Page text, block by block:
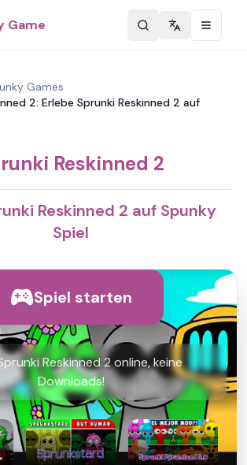
Game Change
Games
2: Erlebe Sprunki Reskinned 2 auf
Reskinned 2
Reskinned 2 auf Spunky
Spiel
Spiel starten
Reskinned 2 online, keine
Downloads!